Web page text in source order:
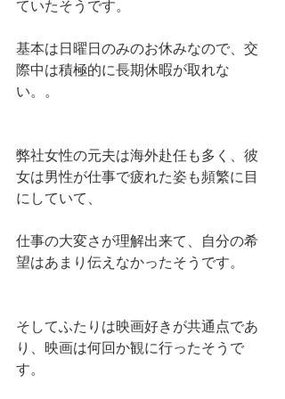
ていたそうです。
基本は日曜日のみのお休みなので、交
際中は積極的に長期休暇が取れな
い。。
弊社女性の元夫は海外赴任も多く、彼
女は男性が仕事で疲れた姿も頻繁に目
にしていて、
仕事の大変さが理解出来て、自分の希
望はあまり伝えなかったそうです。
そしてふたりは映画好きが共通点であ
り、映画は何回か観に行ったそうで
す。